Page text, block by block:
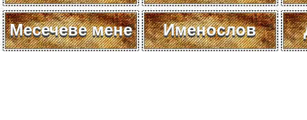
Месечеве мене Именослов